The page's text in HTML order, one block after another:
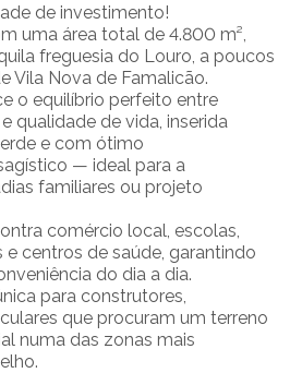
de investimento!
uma área total de 4.800 m²,
freguesia do Louro, a poucos
Vila Nova de Famalicão.
o equilíbrio perfeito entre
qualidade de vida, inserida
e com ótimo
— ideal para a
familiares ou projeto
comércio local, escolas,
centros de saúde, garantindo
do dia a dia.
para construtores,
que procuram um terreno
numa das zonas mais